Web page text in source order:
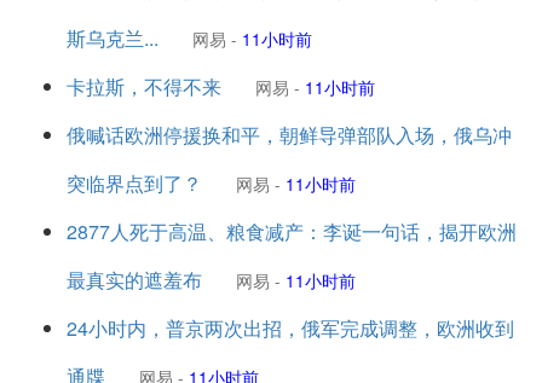
斯乌克兰...
网易 - 11小时前
卡拉斯，不得不来 网易 - 11小时前
俄喊话欧洲停援换和平，朝鲜导弹部队入场，俄乌冲
突临界点到了？
网易 - 11小时前
2877人死于高温、粮食减产：李诞一句话，揭开欧洲
最真实的遮羞布
网易 - 11小时前
24小时内，普京两次出招，俄军完成调整，欧洲收到
通牒
网易 - 11小时前